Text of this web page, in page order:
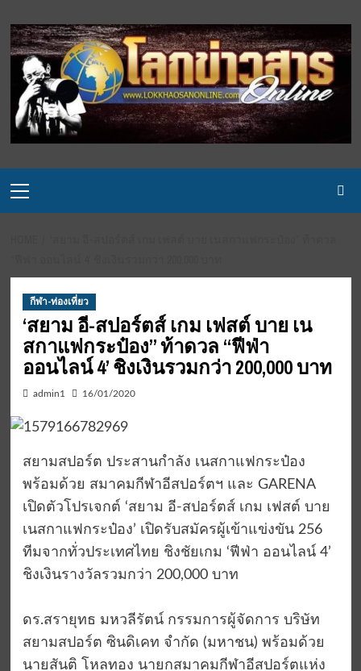
to
content
Menu
กีฬา-ท่องเที่ยว
‘สยาม อี-สปอร์ตส์ เกม เฟสต์ บาย เน
สกาแฟกระป๋อง” ท้าดวล “ฟีฟ่า
ออนไลน์ 4’ ชิงเงินรวมกว่า 200,000 บาท
admin1 16/01/2020
สยามสปอร์ต ประสานกำลัง เนสกาแฟกระป๋อง
พร้อมด้วย สมาคมกีฬาอีสปอร์ตฯ และ GARENA
เปิดตัวโปรเจกต์ ‘สยาม อี-สปอร์ตส์ เกม เฟสต์ บาย
เนสกาแฟกระป๋อง’ เปิดรับสมัครผู้เข้าแข่งขัน 256
ทีมจากทั่วประเทศไทย ชิงชัยเกม ‘ฟีฟ่า ออนไลน์ 4’
ชิงเงินรางวัลรวมกว่า 200,000 บาท
ดร.สรายุทธ มหวลีรัตน์ กรรมการผู้จัดการ บริษัท
สยามสปอร์ต ซินดิเคท จำกัด (มหาชน) พร้อมด้วย
นายสันติ โหลทอง นายกสมาคมกีฬาอีสปอร์ตแห่ง